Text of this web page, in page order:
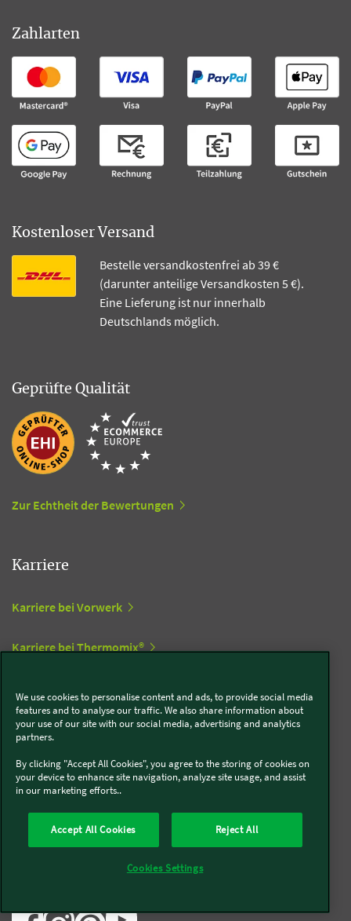
Zahlarten
Kostenloser Versand
Bestelle versandkostenfrei ab 39 €
(darunter anteilige Versandkosten 5 €).
Eine Lieferung ist nur innerhalb
Deutschlands möglich.
Geprüfte Qualität
Zur Echtheit der Bewertungen
Karriere
Karriere bei Vorwerk
Karriere bei Thermomix®
Newsletter abonnieren
Social Media
We use cookies to personalise content and ads, to provide social media
features and to analyse our traffic. We also share information about
your use of our site with our social media, advertising and analytics
partners.
By clicking "Accept All Cookies", you agree to the storing of cookies on
your device to enhance site navigation, analyze site usage, and assist
in our marketing efforts..
Accept All Cookies Reject All
Cookies Settings